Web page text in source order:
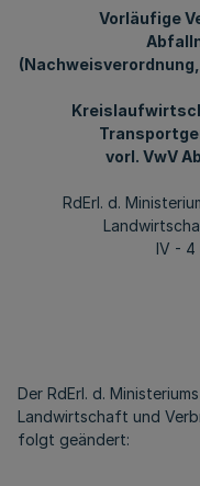
Vorläufige
(Nachweisverordnung,
vorl. VwV
RdErl. d.
IV - 4
Der RdErl. d.
Landwirtschaft und
folgt geändert: